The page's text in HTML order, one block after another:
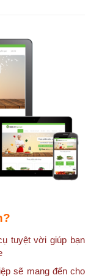
tuyệt vời giúp bạn
sẽ mang đến cho